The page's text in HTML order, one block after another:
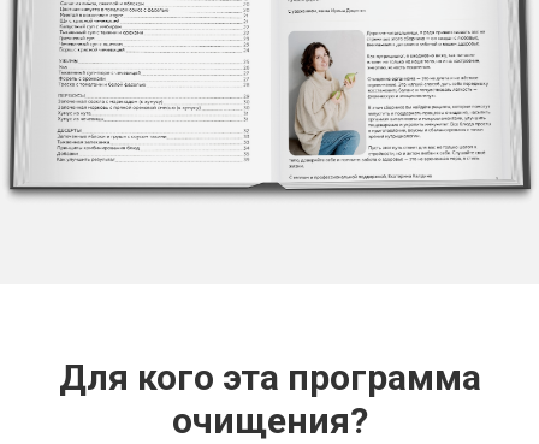
Для кого эта программа
очищения?